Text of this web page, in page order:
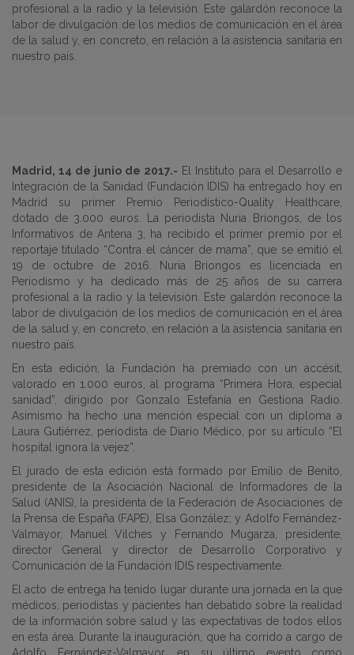
profesional a la radio y la televisión. Este galardón reconoce la
labor de divulgación de los medios de comunicación en el área
de la salud y, en concreto, en relación a la asistencia sanitaria en
nuestro país.
Madrid, 14 de junio de 2017.- El Instituto para el Desarrollo e
Integración de la Sanidad (Fundación IDIS) ha entregado hoy en
Madrid su primer Premio Periodístico-Quality Healthcare,
dotado de 3.000 euros. La periodista Nuria Briongos, de los
Informativos de Antena 3, ha recibido el primer premio por el
reportaje titulado “Contra el cáncer de mama”, que se emitió el
19 de octubre de 2016. Nuria Briongos es licenciada en
Periodismo y ha dedicado más de 25 años de su carrera
profesional a la radio y la televisión. Este galardón reconoce la
labor de divulgación de los medios de comunicación en el área
de la salud y, en concreto, en relación a la asistencia sanitaria en
nuestro país.
En esta edición, la Fundación ha premiado con un accésit,
valorado en 1.000 euros, al programa “Primera Hora, especial
sanidad”, dirigido por Gonzalo Estefanía en Gestiona Radio.
Asimismo ha hecho una mención especial con un diploma a
Laura Gutiérrez, periodista de Diario Médico, por su artículo “El
hospital ignora la vejez”.
El jurado de esta edición está formado por Emilio de Benito,
presidente de la Asociación Nacional de Informadores de la
Salud (ANIS), la presidenta de la Federación de Asociaciones de
la Prensa de España (FAPE), Elsa González; y Adolfo Fernández-
Valmayor, Manuel Vilches y Fernando Mugarza, presidente,
director General y director de Desarrollo Corporativo y
Comunicación de la Fundación IDIS respectivamente.
El acto de entrega ha tenido lugar durante una jornada en la que
médicos, periodistas y pacientes han debatido sobre la realidad
de la información sobre salud y las expectativas de todos ellos
en esta área. Durante la inauguración, que ha corrido a cargo de